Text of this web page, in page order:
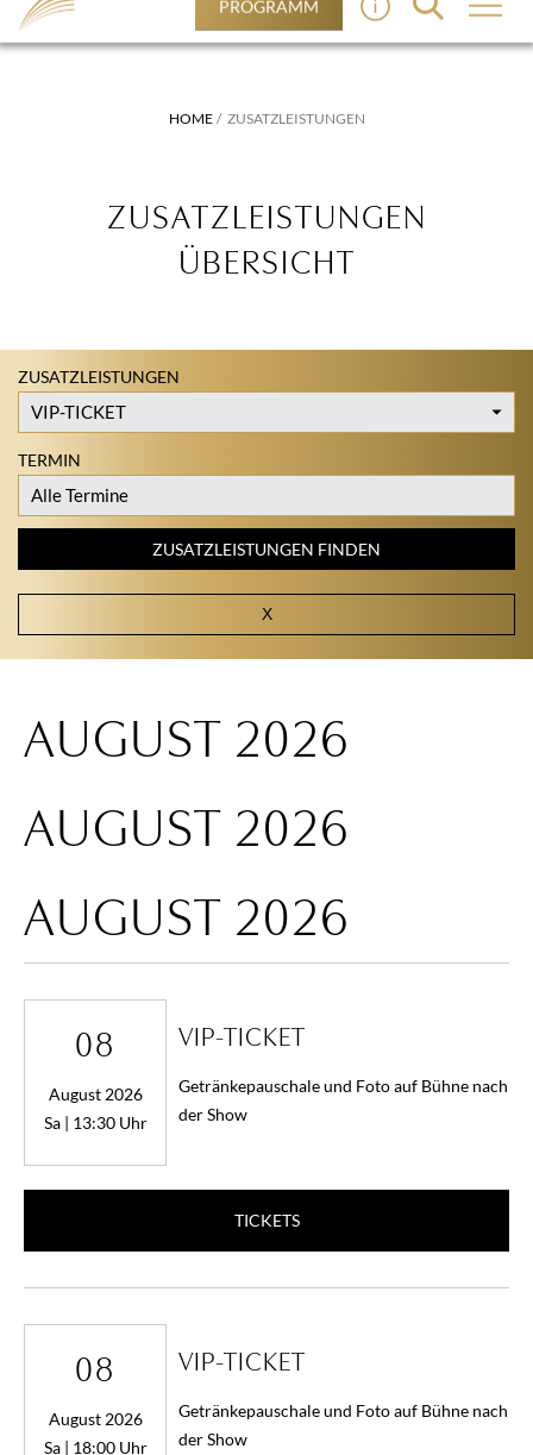
PROGRAMM
HOME ZUSATZLEISTUNGEN
ZUSATZLEISTUNGEN
ÜBERSICHT
ZUSATZLEISTUNGEN
TERMIN
ZUSATZLEISTUNGEN FINDEN
AUGUST 2026
AUGUST 2026
AUGUST 2026
08
August 2026
Sa | 13:30 Uhr
VIP-TICKET
Getränkepauschale und Foto auf Bühne nach
der Show
TICKETS
08
August 2026
Sa | 18:00 Uhr
VIP-TICKET
Getränkepauschale und Foto auf Bühne nach
der Show